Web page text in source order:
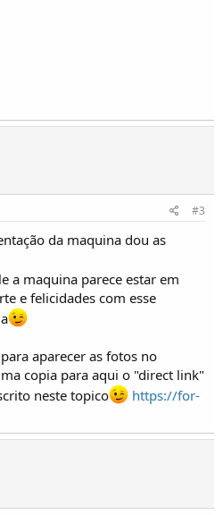
#3
da maquina dou as
a maquina parece estar em
e felicidades com esse
aparecer as fotos no
copia para aqui o "direct link"
neste topico
https://for-